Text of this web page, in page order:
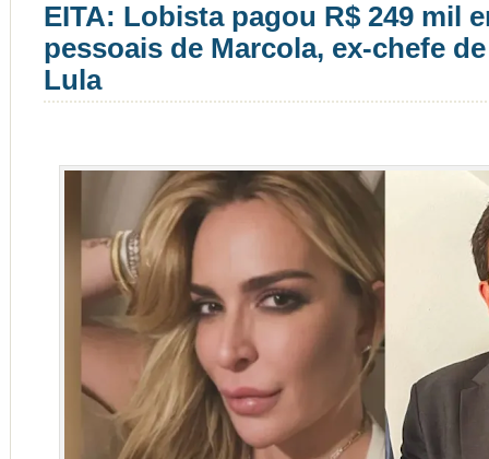
EITA: Lobista pagou R$ 249 mil
pessoais de Marcola, ex-chefe
Lula